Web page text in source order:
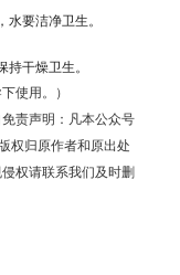
要洁净卫生。
干燥卫生。
使用。）
责声明：凡本公众号
权归原作者和原出处
权请联系我们及时删